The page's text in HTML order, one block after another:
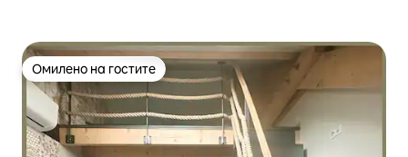
Омилено на гостите
Омилено на гостите